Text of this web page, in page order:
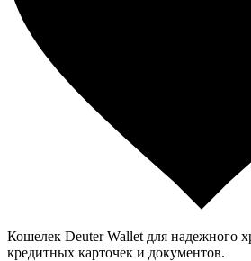
Кошелек Deuter Wallet для надежного
кредитных карточек и документов.